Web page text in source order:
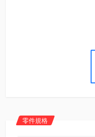
零件規格